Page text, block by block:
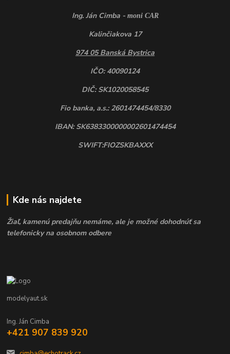
Ing. Ján Cimba - moni CAR
Kalinčiakova 17
974 05 Banská Bystrica
IČO: 40090124
DIČ: SK1020058545
Fio banka, a.s.: 2601474454/8330
IBAN: SK6383300000002601474454
SWIFT:FIOZSKBAXXX
Kde nás najdete
Žiaľ, kamenú predajňu nemáme, ale je možné dohodnúť sa
telefonicky na osobnom odbere
modelyaut.sk
Ing. Ján Cimba
+421 907 839 920